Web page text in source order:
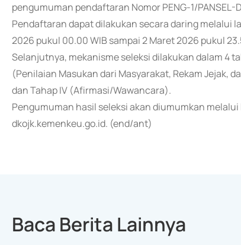
pengumuman pendaftaran Nomor PENG-1/
Pendaftaran dapat dilakukan secara daring melalui
2026 pukul 00.00 WIB sampai 2 Maret 2026 pukul
Selanjutnya, mekanisme seleksi dilakukan dalam 4
(Penilaian Masukan dari Masyarakat, Rekam Jejak,
dan Tahap IV (Afirmasi/Wawancara).
Pengumuman hasil seleksi akan diumumkan
dkojk.kemenkeu.go.id. (end/ant)
Baca Berita Lainnya